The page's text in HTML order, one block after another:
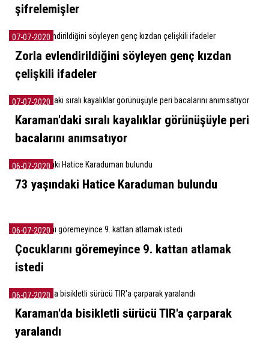
şifrelemişler
07-07-2020
Zorla evlendirildiğini söyleyen genç kızdan
çelişkili ifadeler
07-07-2020
Karaman'daki sıralı kayalıklar görünüşüyle peri
bacalarını anımsatıyor
06-07-2020
73 yaşındaki Hatice Karaduman bulundu
06-07-2020
Çocuklarını göremeyince 9. kattan atlamak
istedi
06-07-2020
Karaman'da bisikletli sürücü TIR'a çarparak
yaralandı